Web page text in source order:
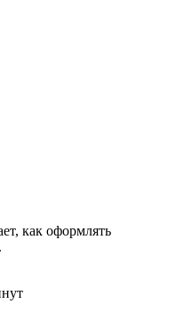
как оформлять